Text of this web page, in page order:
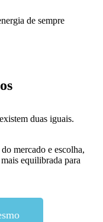
de sempre
duas iguais.
mercado e escolha,
equilibrada para